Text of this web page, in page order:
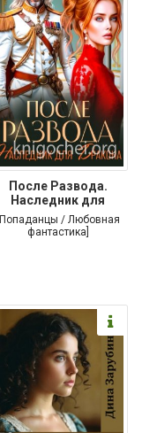
После Развода.
Наследник для
дракона
[Попаданцы / Любовная
фантастика]